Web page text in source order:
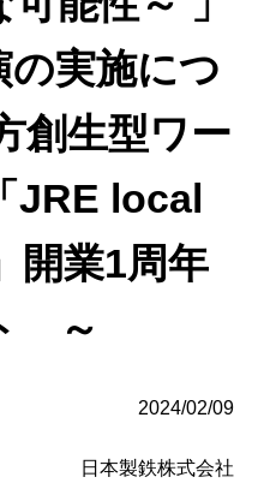
の実施につ
生型ワー
JRE local
開業1周年
～
2024/02/09
日本製鉄株式会社